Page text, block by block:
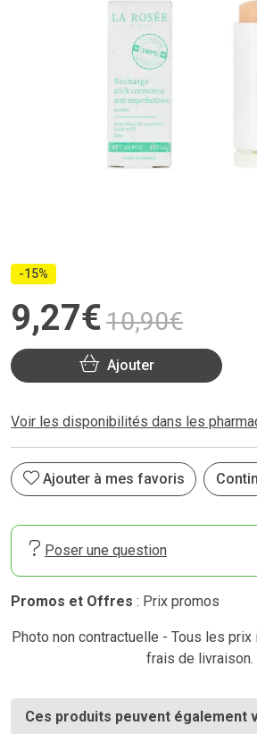
-15%
9,27€10,90€
Ajouter
Voir les disponibilités dans les
Ajouter à mes favoris
Poser une question
Promos et Offres : Prix promos
Photo non contractuelle - Tous les prix
frais de livraison.
Ces produits peuvent également